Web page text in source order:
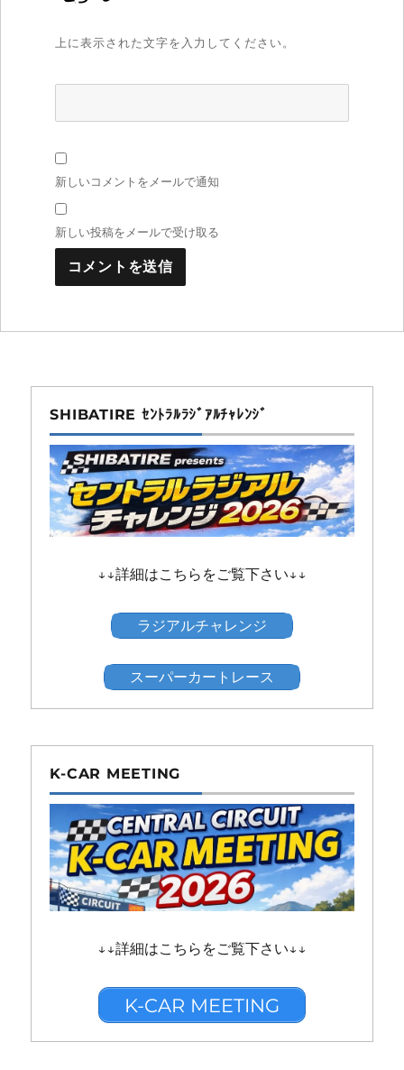
上に表示された文字を入力してください。
新しいコメントをメールで通知
新しい投稿をメールで受け取る
SHIBATIRE ｾﾝﾄﾗﾙﾗｼﾞｱﾙﾁｬﾚﾝｼﾞ
↓↓詳細はこちらをご覧下さい↓↓
ラジアルチャレンジ
スーパーカートレース
K-CAR MEETING
↓↓詳細はこちらをご覧下さい↓↓
K-CAR MEETING